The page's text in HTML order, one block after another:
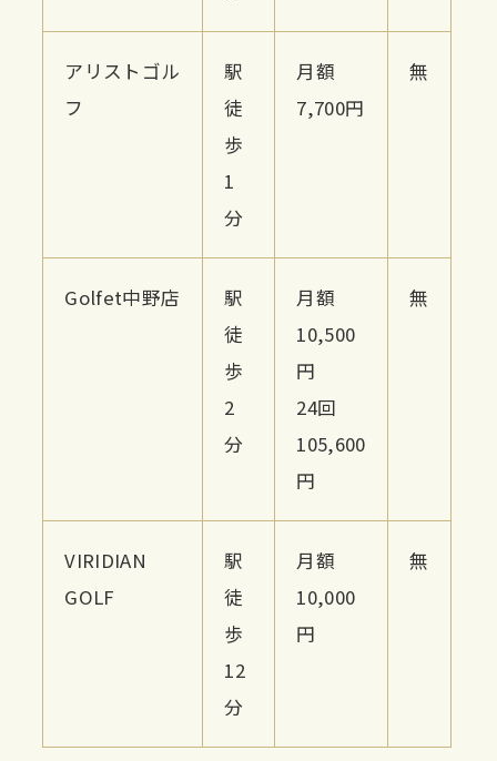
アリストゴル
フ
駅
徒
歩
1
分
月額
7,700円
無
Golfet中野店
駅
徒
歩
2
分
月額
10,500
円
24回
105,600
円
無
VIRIDIAN
GOLF
駅
徒
歩
12
分
月額
10,000
円
無